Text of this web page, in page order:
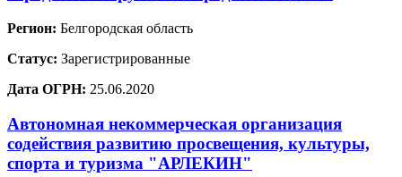
Регион: Белгородская область
Статус: Зарегистрированные
Дата ОГРН: 25.06.2020
Автономная некоммерческая организация
содействия развитию просвещения, культуры,
спорта и туризма "АРЛЕКИН"